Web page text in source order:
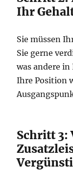
Ihr
Sie müssen
Sie gerne
was andere
Ihre Position
Schritt 3: